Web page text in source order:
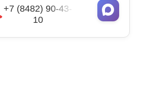
+7 (8482) 90-43-
10